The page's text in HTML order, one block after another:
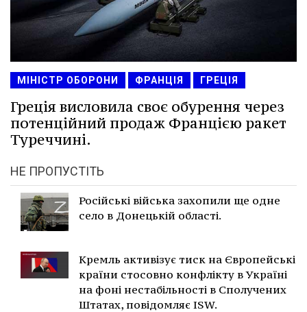
МІНІСТР ОБОРОНИ ФРАНЦІЯ ГРЕЦІЯ
Греція висловила своє обурення через
потенційний продаж Францією ракет
Туреччині.
НЕ ПРОПУСТІТЬ
Російські війська захопили ще одне
село в Донецькій області.
Кремль активізує тиск на Європейські
країни стосовно конфлікту в Україні
на фоні нестабільності в Сполучених
Штатах, повідомляє ISW.